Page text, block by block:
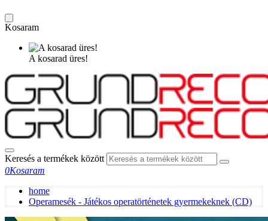
Kosaram
A kosarad üres!
Keresés a termékek között
0Kosaram
home
Operamesék - Játékos operatörténetek gyermekeknek (CD)